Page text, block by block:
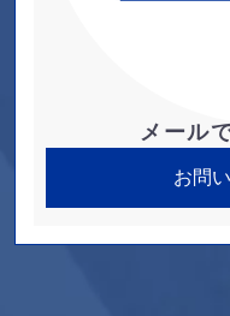
メール
お問